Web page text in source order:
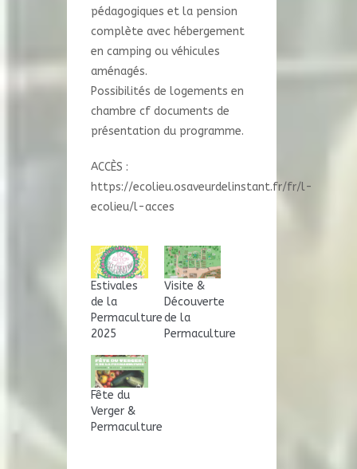
pédagogiques et la pension
complète avec hébergement
en camping ou véhicules
aménagés.
Possibilités de logements en
chambre cf documents de
présentation du programme.
ACCÈS :
https://ecolieu.osaveurdelinstant.fr/fr/l-
ecolieu/l-acces
Estivales
de la
Permaculture
2025
Visite &
Découverte
de la
Permaculture
Fête du
Verger &
Permaculture